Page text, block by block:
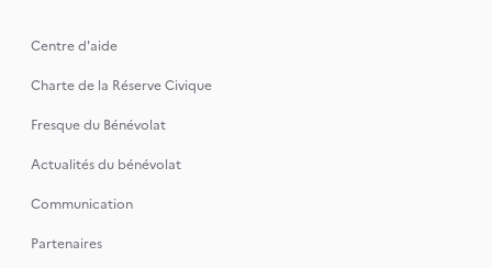
Centre d'aide
Charte de la Réserve Civique
Fresque du Bénévolat
Actualités du bénévolat
Communication
Partenaires